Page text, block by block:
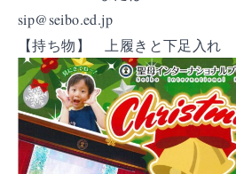
sip@seibo.ed.jp
【持ち物】 上履きと下足入れ